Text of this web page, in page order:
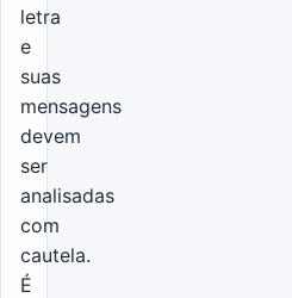
letra
e
suas
mensagens
devem
ser
analisadas
com
cautela.
É